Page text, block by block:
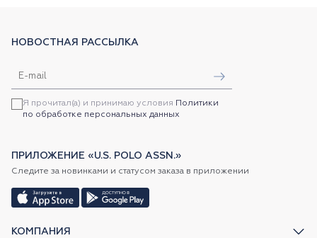
КОМПАНИЯ
НОВОСТНАЯ РАССЫЛКА
Я прочитал(а) и принимаю условия Политики
по обработке персональных данных
ПРИЛОЖЕНИЕ «U.S. POLO ASSN.»
Следите за новинками и статусом заказа в приложении